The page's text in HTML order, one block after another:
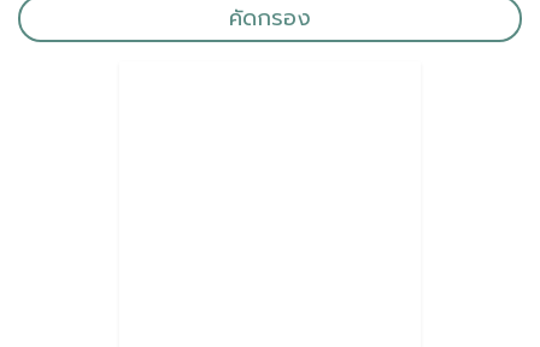
คัดกรอง